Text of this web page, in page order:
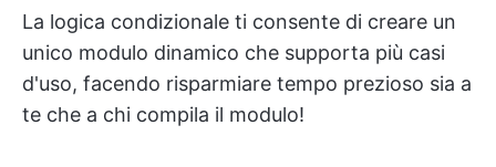
La logica condizionale ti consente di creare un
unico modulo dinamico che supporta più casi
d'uso, facendo risparmiare tempo prezioso sia a
te che a chi compila il modulo!